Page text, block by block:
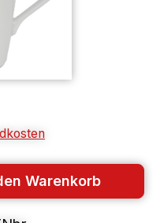
den
Warenkorb